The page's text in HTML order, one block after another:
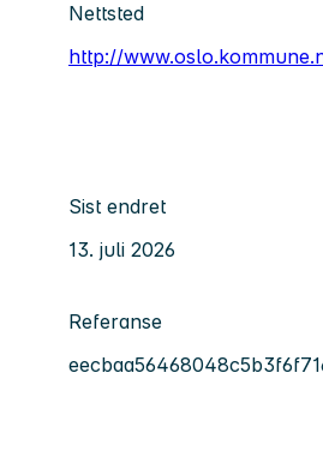
Nettsted
http://
Sist endret
13. juli 2026
Referanse